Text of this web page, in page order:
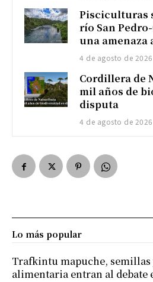
Pisciculturas
río San
una amenaza
4 de agosto de 2026
Cordillera de
mil años de
disputa
4 de agosto de 2026
Lo más popular
Trafkintu mapuche, semillas
alimentaria entran al debate